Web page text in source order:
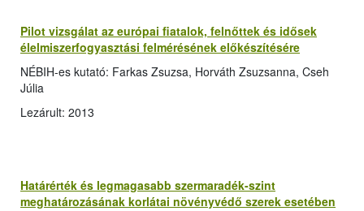
Pilot vizsgálat az európai fiatalok, felnőttek és idősek
élelmiszerfogyasztási felmérésének előkészítésére
NÉBIH-es kutató: Farkas Zsuzsa, Horváth Zsuzsanna, Cseh
Júlia
Lezárult: 2013
Határérték és legmagasabb szermaradék-szint
meghatározásának korlátai növényvédő szerek esetében